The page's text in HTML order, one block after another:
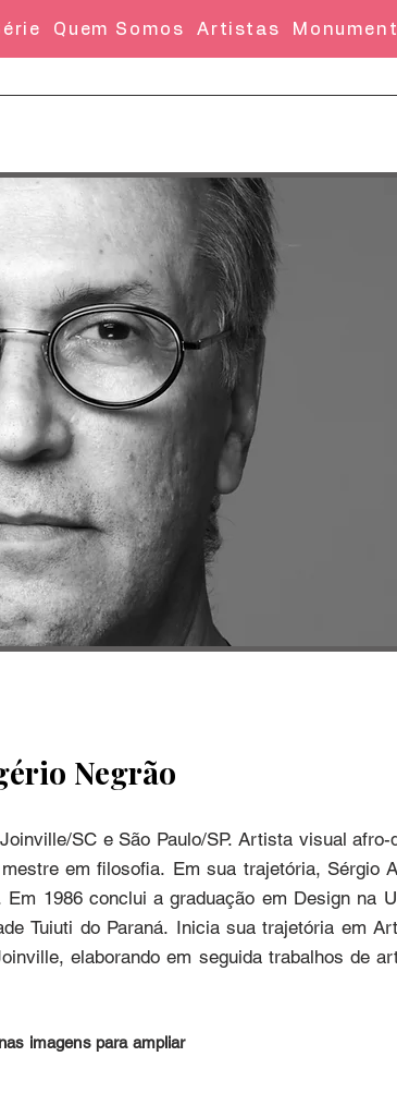
Quem Somos Artistas
Negrão
SC e São Paulo/SP. Artista visual afro-
em filosofia. Em sua trajetória, Sérgio
1986 conclui a graduação em Design na
Tuiuti do Paraná. Inicia sua trajetória em
elaborando em seguida trabalhos de
imagens para ampliar